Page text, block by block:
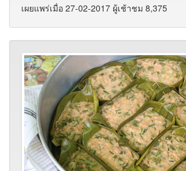
เผยแพร่เมื่อ 27-02-2017 ผู้เช้าชม 8,375